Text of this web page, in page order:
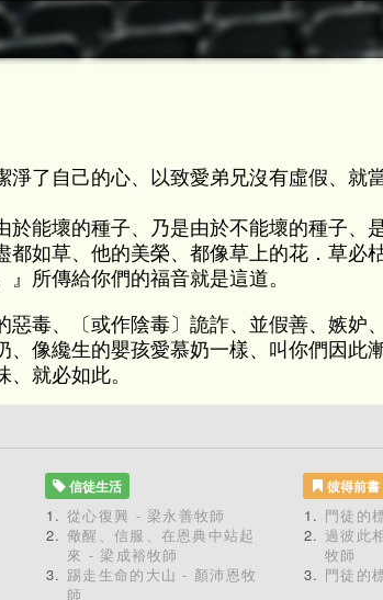
淨了自己的心、以致愛弟兄沒有虛假、就
於能壞的種子、乃是由於不能壞的種子、
都如草、他的美榮、都像草上的花．草必
所傳給你們的福音就是這道。
惡毒、〔或作陰毒〕詭詐、並假善、嫉妒
、像纔生的嬰孩愛慕奶一樣、叫你們因此
就必如此。
信徒生活
從心復興 - 梁永善牧師
儆醒、信服、在恩典中站起
來 - 梁成裕牧師
踢走生命的大山 - 顏沛恩牧
師
彼得前書
門徒的
過彼此
牧師
門徒的